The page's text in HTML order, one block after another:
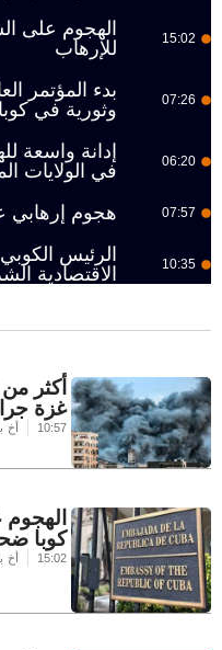
15:02
الهجوم على
للإرهاب
07:26
بدء المؤتمر
وثورية في كوبا
06:20
إدانة واسعة
في الولايات
07:57 هجوم إرهابي
10:35
الرئيس
الاقتصادية
غزة
10:57 أخ
كوبا
15:02 أخ